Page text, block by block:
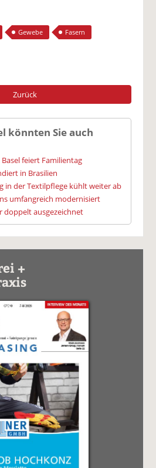
Gewebe
Fasern
Zurück
könnten Sie auch
feiert Familientag
in Brasilien
in der Textilpflege kühlt weiter ab
umfangreich modernisiert
doppelt ausgezeichnet
+